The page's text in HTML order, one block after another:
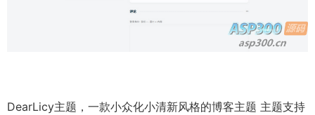
DearLicy主题，一款小众化小清新风格的博客主题 主题支持